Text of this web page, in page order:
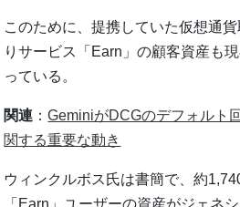
このために、提携していた仮想通
りサービス「Earn」の顧客資産も
っている。
関連 ：GeminiがDCGのデフォルト
関する重要な動き
ウィンクルボス氏は書簡で、約